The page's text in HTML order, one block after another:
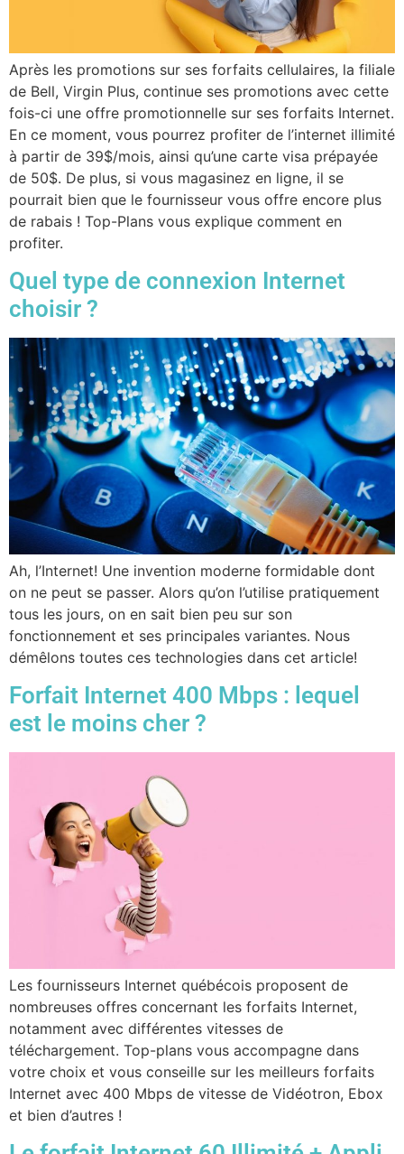
Après les promotions sur ses forfaits cellulaires, la filiale
de Bell, Virgin Plus, continue ses promotions avec cette
fois-ci une offre promotionnelle sur ses forfaits Internet.
En ce moment, vous pourrez profiter de l’internet illimité
à partir de 39$/mois, ainsi qu’une carte visa prépayée
de 50$. De plus, si vous magasinez en ligne, il se
pourrait bien que le fournisseur vous offre encore plus
de rabais ! Top-Plans vous explique comment en
profiter.
Quel type de connexion Internet
choisir ?
Ah, l’Internet! Une invention moderne formidable dont
on ne peut se passer. Alors qu’on l’utilise pratiquement
tous les jours, on en sait bien peu sur son
fonctionnement et ses principales variantes. Nous
démêlons toutes ces technologies dans cet article!
Forfait Internet 400 Mbps : lequel
est le moins cher ?
Les fournisseurs Internet québécois proposent de
nombreuses offres concernant les forfaits Internet,
notamment avec différentes vitesses de
téléchargement. Top-plans vous accompagne dans
votre choix et vous conseille sur les meilleurs forfaits
Internet avec 400 Mbps de vitesse de Vidéotron, Ebox
et bien d’autres !